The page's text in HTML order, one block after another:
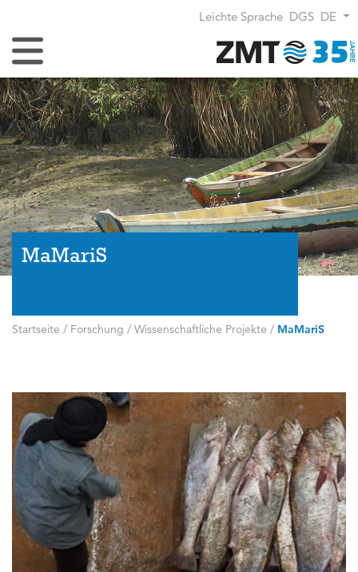
Leichte Sprache DGS DE
Navigation umschalten
MaMariS
Startseite / Forschung / Wissenschaftliche Projekte / MaMariS